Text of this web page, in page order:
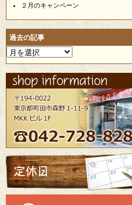
２月のキャンペーン
過去の記事